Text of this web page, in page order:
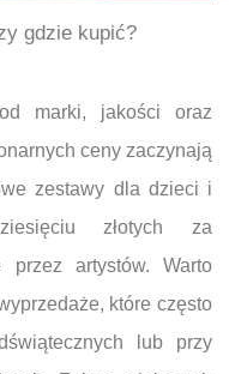
gdzie kupić?
marki, jakości oraz
ceny zaczynają
zestawy dla dzieci i
złotych za
przez artystów. Warto
które często
lub przy